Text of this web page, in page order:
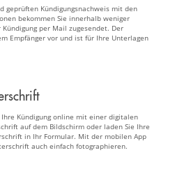
geprüften Kündigungsnachweis mit den
bekommen Sie innerhalb weniger
per Mail zugesendet. Der
Empfänger vor und ist für Ihre Unterlagen
Ihre Kündigung online mit einer digitalen
auf dem Bildschirm oder laden Sie Ihre
in Ihr Formular. Mit der mobilen App
auch einfach fotographieren.